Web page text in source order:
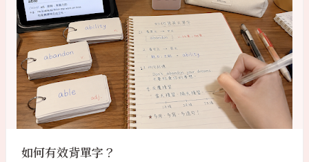
如何有效背單字？